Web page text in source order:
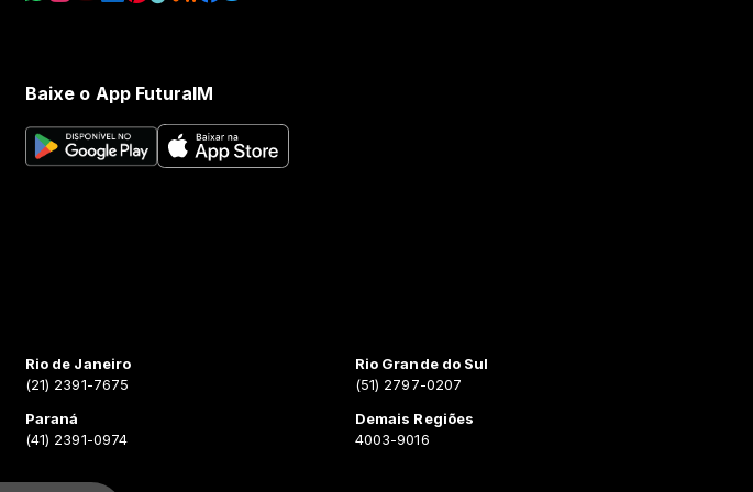
Baixe o App FuturaIM
Rio de Janeiro
(21) 2391-7675
Paraná
(41) 2391-0974
Rio Grande do Sul
(51) 2797-0207
Demais Regiões
4003-9016